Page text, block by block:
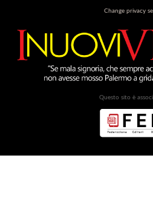
Change privacy
Questo sito è